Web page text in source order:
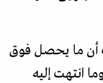
أن ما يحصل فوق
انتهت إليه